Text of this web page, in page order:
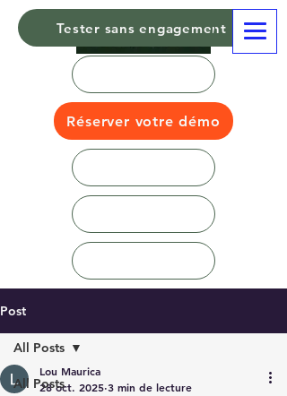
Tester sans engagement
Réserver votre démo
Post
All Posts
All Posts
Lou Maurica
28 oct. 2025 3 min de lecture